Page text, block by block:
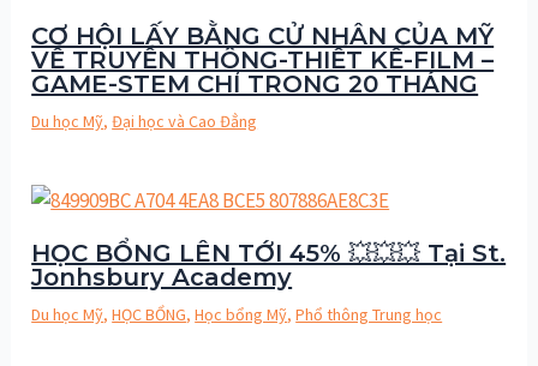
CƠ HỘI LẤY BẰNG CỬ NHÂN CỦA MỸ
VỀ TRUYỀN THÔNG-THIẾT KẾ-FILM –
GAME-STEM CHỈ TRONG 20 THÁNG
Du học Mỹ,Đại học và Cao Đẳng
HỌC BỔNG LÊN TỚI 45% 💥💥💥 Tại St.
Jonhsbury Academy
Du học Mỹ,HỌC BỔNG,Học bổng Mỹ,Phổ thông Trung học